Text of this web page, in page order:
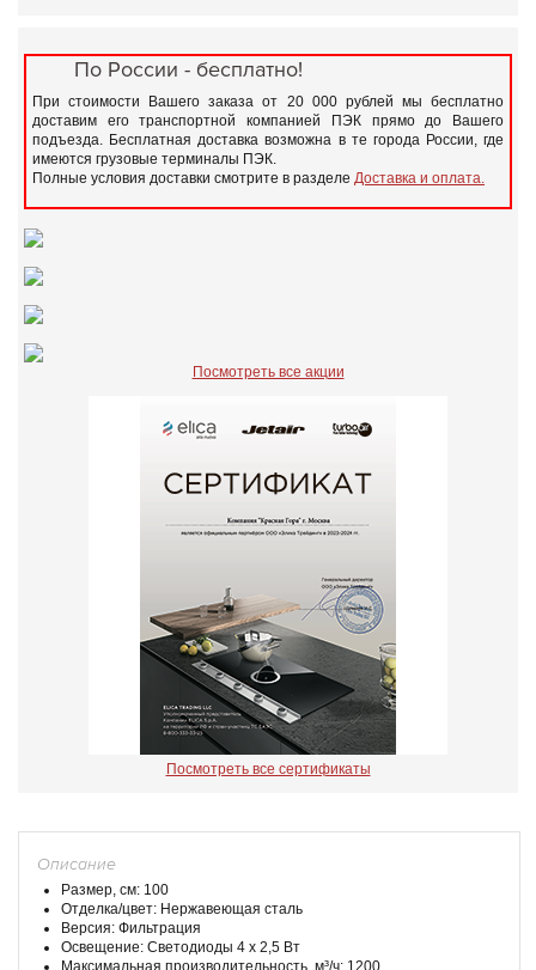
По России - бесплатно!
При стоимости Вашего заказа от 20 000 рублей мы бесплатно
доставим его транспортной компанией ПЭК прямо до Вашего
подъезда. Бесплатная доставка возможна в те города России, где
имеются грузовые терминалы ПЭК.
Полные условия доставки смотрите в разделе Доставка и оплата.
Посмотреть все акции
Посмотреть все сертификаты
Описание
Размер, см: 100
Отделка/цвет: Нержавеющая сталь
Версия: Фильтрация
Освещение: Светодиоды 4 х 2,5 Вт
Максимальная производительность, м³/ч: 1200